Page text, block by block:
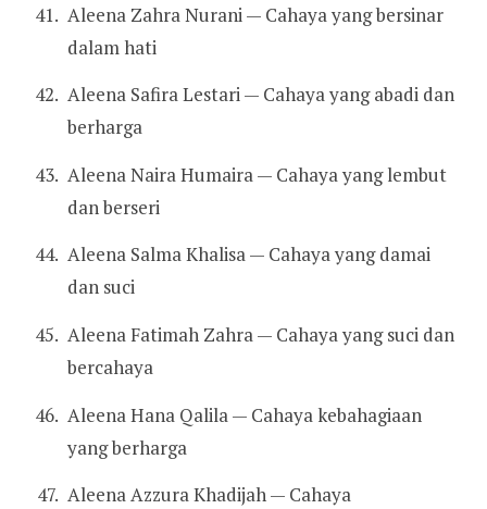
Aleena Zahra Nurani — Cahaya yang bersinar
dalam hati
Aleena Safira Lestari — Cahaya yang abadi dan
berharga
Aleena Naira Humaira — Cahaya yang lembut
dan berseri
Aleena Salma Khalisa — Cahaya yang damai
dan suci
Aleena Fatimah Zahra — Cahaya yang suci dan
bercahaya
Aleena Hana Qalila — Cahaya kebahagiaan
yang berharga
Aleena Azzura Khadijah — Cahaya